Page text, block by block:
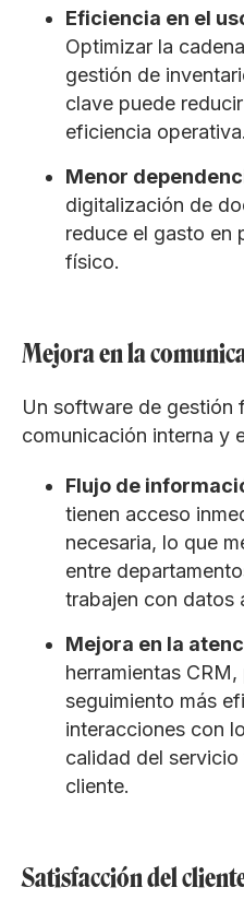
Eficiencia en el
Optimizar la
gestión de
clave puede
eficiencia operativa.
Menor
digitalización de
reduce el gasto en
físico.
Mejora en la
Un software de gestión
comunicación interna y
Flujo de
tienen acceso
necesaria, lo que
entre
trabajen con datos
Mejora en la
herramientas
seguimiento más
interacciones con
calidad del
cliente.
Satisfacción del